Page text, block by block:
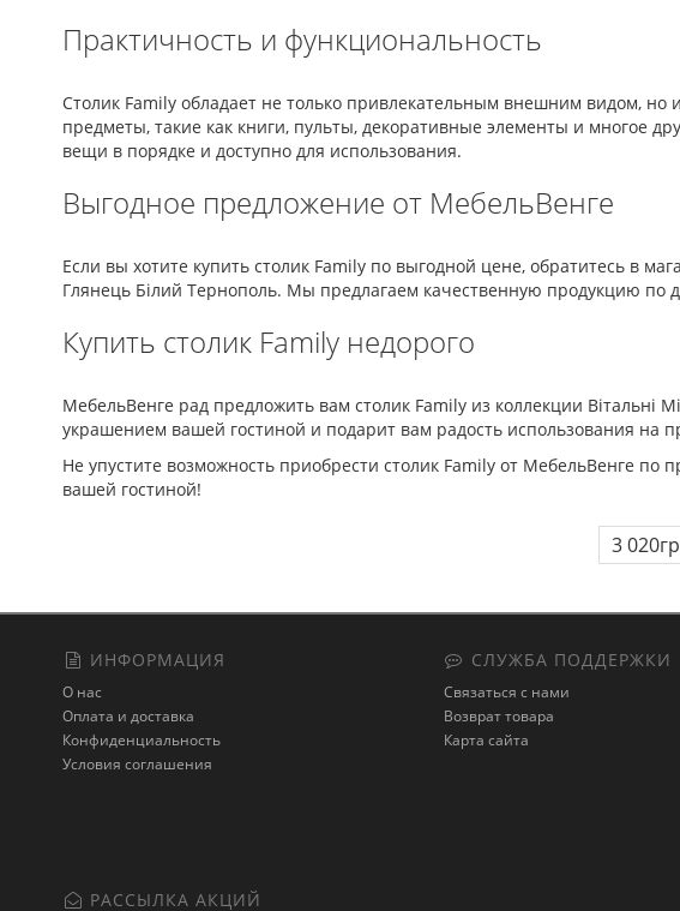
Практичность и функциональность
Столик Family обладает не только привлекательным внешним видом,
предметы, такие как книги, пульты, декоративные элементы и многое
вещи в порядке и доступно для использования.
Выгодное предложение от МебельВенге
Если вы хотите купить столик Family по выгодной цене, обратитесь в
Глянець Білий Тернополь. Мы предлагаем качественную продукцию
Купить столик Family недорого
МебельВенге рад предложить вам столик Family из коллекции
украшением вашей гостиной и подарит вам радость использования на
Не упустите возможность приобрести столик Family от МебельВенге
вашей гостиной!
3
ИНФОРМАЦИЯ
О нас
Оплата и доставка
Конфиденциальность
Условия соглашения
СЛУЖБА ПОДДЕРЖКИ
Связаться с нами
Возврат товара
Карта сайта
РАССЫЛКА АКЦИЙ